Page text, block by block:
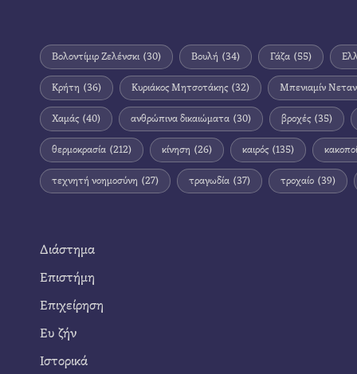
Βολοντίμιρ Ζελένσκι (30) Βουλή (34) Γάζα (55)
Κρήτη (36) Κυριάκος Μητσοτάκης (32) Μπενιαμίν
Χαμάς (40) ανθρώπινα δικαιώματα (30) βροχές (35)
θερμοκρασία (212) κίνηση (26) καιρός (135)
τεχνητή νοημοσύνη (27) τραγωδία (37) τροχαίο (39)
Διάστημα
Επιστήμη
Επιχείρηση
Ευ ζήν
Ιστορικά